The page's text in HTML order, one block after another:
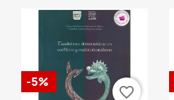
-5%
favorite_border